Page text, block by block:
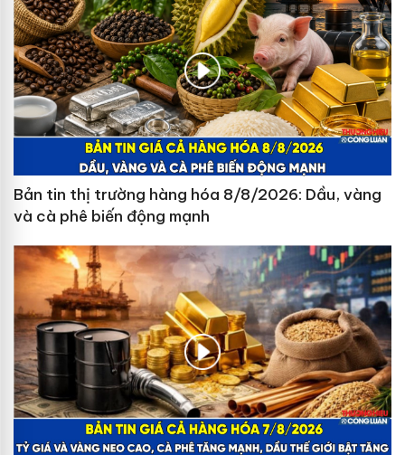
Bản tin thị trường hàng hóa 8/8/2026: Dầu, vàng
và cà phê biến động mạnh